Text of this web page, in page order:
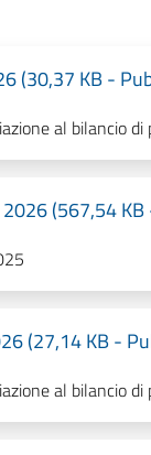
(30,37 KB -
al bilancio
2026 (567,54
(27,14 KB -
al bilancio